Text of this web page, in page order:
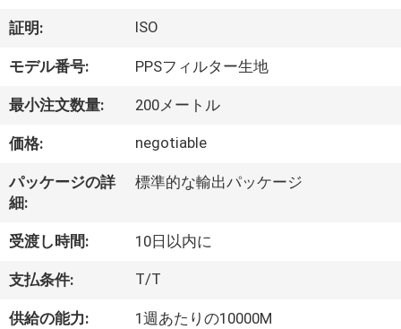
に
つ
い
工
行
証明: ISO
モデル番号: PPSフィルター生地
最小注文数量: 200メートル
価格: negotiable
パッケージの詳
細:
標準的な輸出パッケージ
受渡し時間: 10日以内に
支払条件: T/T
供給の能力: 1週あたりの10000M